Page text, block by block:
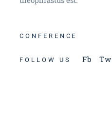
CONFERENCE
FOLLOW US Fb Tw